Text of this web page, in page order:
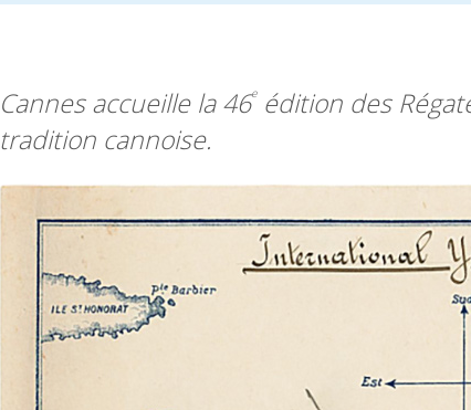
Cannes accueille la 46eédition des
tradition cannoise.